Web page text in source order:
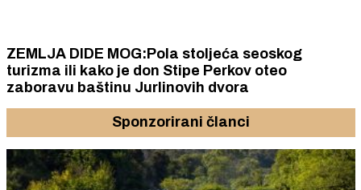
ZEMLJA DIDE MOG:Pola stoljeća seoskog
turizma ili kako je don Stipe Perkov oteo
zaboravu baštinu Jurlinovih dvora
Sponzorirani članci